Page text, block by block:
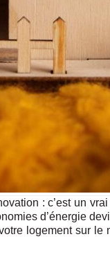
: c’est un
d’énergie
logement sur